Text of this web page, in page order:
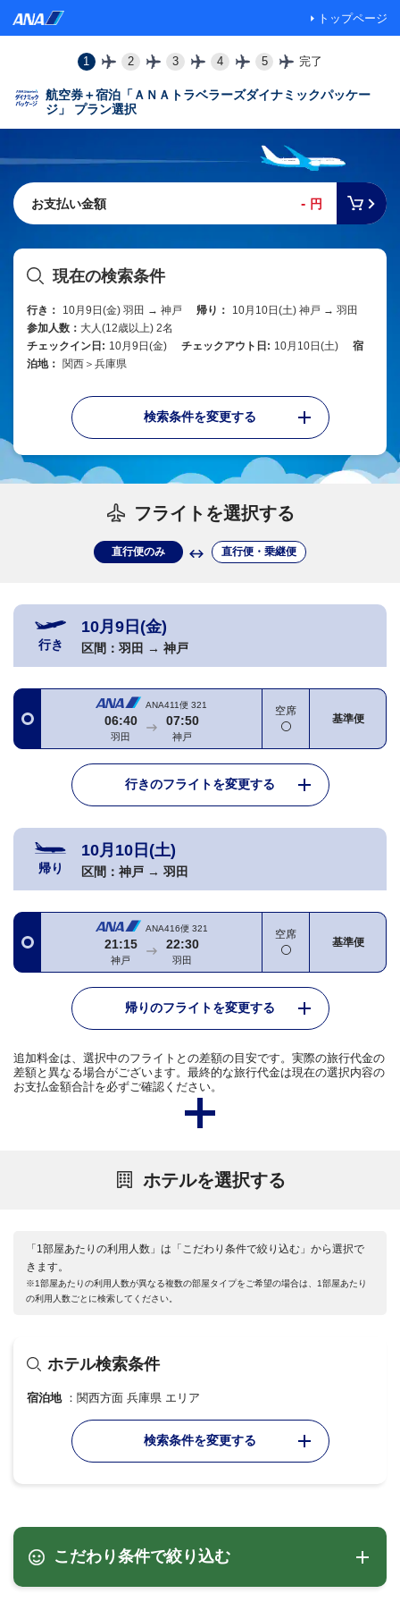
トップページ
1 2 3 4 5 完了
航空券＋宿泊「ＡＮＡトラベラーズダイナミックパッケー
ジ」 プラン選択
お支払い金額 - 円
現在の検索条件
行き： 10月9日(金) 羽田 → 神戸 帰り：
10月10日(土) 神戸 → 羽田
参加人数： 大人(12歳以上) 2名
チェックイン日: 10月9日(金) チェックアウト日: 10月10日(土)
宿
泊地：
関西＞兵庫県
検索条件を変更する
フライトを選択する
直行便のみ 直行便・乗継便
行き
10月9日(金)
区間： 羽田 → 神戸
ANA411便 321
06:40
羽田
07:50
神戸
空席
基準便
行きのフライトを変更する
帰り
10月10日(土)
区間： 神戸 → 羽田
ANA416便 321
21:15
神戸
22:30
羽田
空席
基準便
帰りのフライトを変更する
追加料金は、選択中のフライトとの差額の目安です。実際の旅行代金の
差額と異なる場合がございます。最終的な旅行代金は現在の選択内容の
お支払金額合計を必ずご確認ください。
ホテルを選択する
「1部屋あたりの利用人数」は「こだわり条件で絞り込む」から選択で
きます。
※1部屋あたりの利用人数が異なる複数の部屋タイプをご希望の場合は、1部屋あたり
の利用人数ごとに検索してください。
ホテル検索条件
宿泊地 関西方面 兵庫県 エリア
検索条件を変更する
こだわり条件で絞り込む